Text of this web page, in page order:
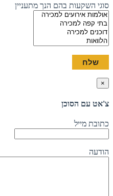
סוגי השקעות בהם הנך מתעניין
×
צ'אט עם הסוכן
כתובת מייל
הודעה